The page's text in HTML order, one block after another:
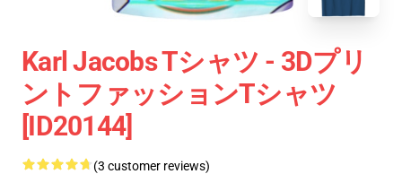
Karl Jacobs Tシャツ - 3Dプリ
ントファッションTシャツ
[ID20144]
(3 customer reviews)